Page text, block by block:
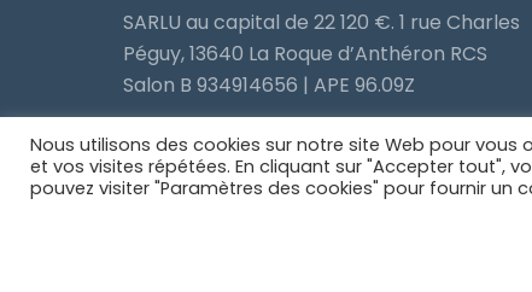
SARLU au capital de 22 120 €. 1 rue Charles
Péguy, 13640 La Roque d’Anthéron RCS
Salon B 934914656 | APE 96.09Z
Nous utilisons des cookies sur notre site Web pour
et vos visites répétées. En cliquant sur "Accepter tout",
pouvez visiter "Paramètres des cookies" pour fournir un